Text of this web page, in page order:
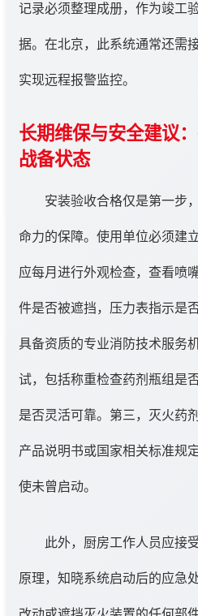
记录必须整理成册，作为竣工
据。在北京，此系统通常还需
实现远程报警监控。
长期维保与安全建议
战备状态
安装验收合格仅是第一步
命力的保障。使用单位必须建
应每月进行外观检查，查看喷
件是否被遮挡，压力表指示是
具备资质的专业消防技术服务
试，包括称重检查药剂瓶组是
是否灵活可靠。第三，灭火药
产品说明书或国家相关标准规
使未曾启动。
此外，厨房工作人员应接
原理，知晓系统启动后的应急